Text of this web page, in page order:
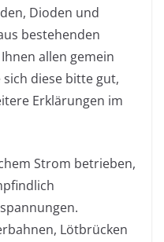
Dioden und
bestehenden
allen gemein
diese bitte gut,
Erklärungen im
Strom betrieben,
Lötbrücken